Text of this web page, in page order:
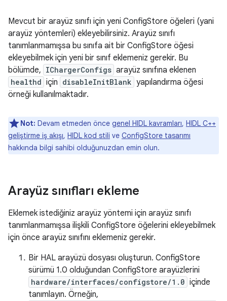
Mevcut bir arayüz sınıfı için yeni ConfigStore öğeleri (yani
arayüz yöntemleri) ekleyebilirsiniz. Arayüz sınıfı
tanımlanmamışsa bu sınıfa ait bir ConfigStore öğesi
ekleyebilmek için yeni bir sınıf eklemeniz gerekir. Bu
bölümde, IChargerConfigs arayüz sınıfına eklenen
healthd için disableInitBlank yapılandırma öğesi
örneği kullanılmaktadır.
Not: Devam etmeden önce genel HIDL kavramları, HIDL C++
geliştirme iş akışı, HIDL kod stili ve ConfigStore tasarımı
hakkında bilgi sahibi olduğunuzdan emin olun.
Arayüz sınıfları ekleme
Eklemek istediğiniz arayüz yöntemi için arayüz sınıfı
tanımlanmamışsa ilişkili ConfigStore öğelerini ekleyebilmek
için önce arayüz sınıfını eklemeniz gerekir.
Bir HAL arayüzü dosyası oluşturun. ConfigStore
sürümü 1.0 olduğundan ConfigStore arayüzlerini
hardware/interfaces/configstore/1.0 içinde
tanımlayın. Örneğin,